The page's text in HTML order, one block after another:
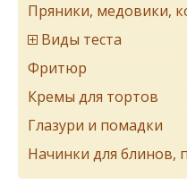
Пряники, медовики,
Виды теста
Фритюр
Кремы для тортов
Глазури и помадки
Начинки для блинов,